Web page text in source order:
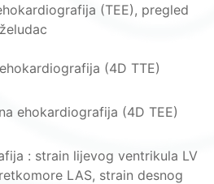
(TEE), pregled
(4D TTE)
ehokardiografija (4D TEE)
: strain lijevog ventrikula LV
LAS, strain desnog